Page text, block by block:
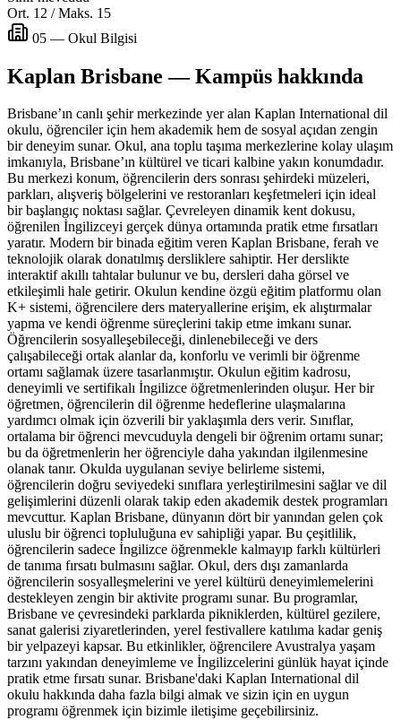
Ort. 12 / Maks. 15
05 — Okul Bilgisi
Kaplan Brisbane — Kampüs hakkında
Brisbane’ın canlı şehir merkezinde yer alan Kaplan International dil
okulu, öğrenciler için hem akademik hem de sosyal açıdan zengin
bir deneyim sunar. Okul, ana toplu taşıma merkezlerine kolay ulaşım
imkanıyla, Brisbane’ın kültürel ve ticari kalbine yakın konumdadır.
Bu merkezi konum, öğrencilerin ders sonrası şehirdeki müzeleri,
parkları, alışveriş bölgelerini ve restoranları keşfetmeleri için ideal
bir başlangıç noktası sağlar. Çevreleyen dinamik kent dokusu,
öğrenilen İngilizceyi gerçek dünya ortamında pratik etme fırsatları
yaratır. Modern bir binada eğitim veren Kaplan Brisbane, ferah ve
teknolojik olarak donatılmış dersliklere sahiptir. Her derslikte
interaktif akıllı tahtalar bulunur ve bu, dersleri daha görsel ve
etkileşimli hale getirir. Okulun kendine özgü eğitim platformu olan
K+ sistemi, öğrencilere ders materyallerine erişim, ek alıştırmalar
yapma ve kendi öğrenme süreçlerini takip etme imkanı sunar.
Öğrencilerin sosyalleşebileceği, dinlenebileceği ve ders
çalışabileceği ortak alanlar da, konforlu ve verimli bir öğrenme
ortamı sağlamak üzere tasarlanmıştır. Okulun eğitim kadrosu,
deneyimli ve sertifikalı İngilizce öğretmenlerinden oluşur. Her bir
öğretmen, öğrencilerin dil öğrenme hedeflerine ulaşmalarına
yardımcı olmak için özverili bir yaklaşımla ders verir. Sınıflar,
ortalama bir öğrenci mevcuduyla dengeli bir öğrenim ortamı sunar;
bu da öğretmenlerin her öğrenciyle daha yakından ilgilenmesine
olanak tanır. Okulda uygulanan seviye belirleme sistemi,
öğrencilerin doğru seviyedeki sınıflara yerleştirilmesini sağlar ve dil
gelişimlerini düzenli olarak takip eden akademik destek programları
mevcuttur. Kaplan Brisbane, dünyanın dört bir yanından gelen çok
uluslu bir öğrenci topluluğuna ev sahipliği yapar. Bu çeşitlilik,
öğrencilerin sadece İngilizce öğrenmekle kalmayıp farklı kültürleri
de tanıma fırsatı bulmasını sağlar. Okul, ders dışı zamanlarda
öğrencilerin sosyalleşmelerini ve yerel kültürü deneyimlemelerini
destekleyen zengin bir aktivite programı sunar. Bu programlar,
Brisbane ve çevresindeki parklarda pikniklerden, kültürel gezilere,
sanat galerisi ziyaretlerinden, yerel festivallere katılıma kadar geniş
bir yelpazeyi kapsar. Bu etkinlikler, öğrencilere Avustralya yaşam
tarzını yakından deneyimleme ve İngilizcelerini günlük hayat içinde
pratik etme fırsatı sunar. Brisbane'daki Kaplan International dil
okulu hakkında daha fazla bilgi almak ve sizin için en uygun
programı öğrenmek için bizimle iletişime geçebilirsiniz.